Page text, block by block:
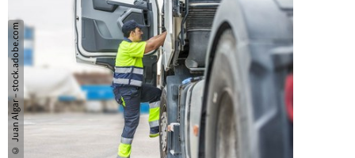
© Juan Algar – stock.adobe.com